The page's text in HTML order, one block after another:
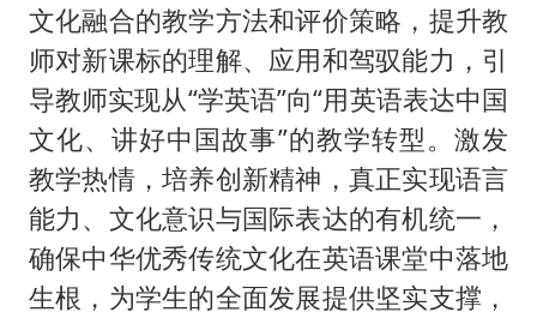
文化融合的教学方法和评价策略，提升教
师对新课标的理解、应用和驾驭能力，引
导教师实现从“学英语”向“用英语表达中国
文化、讲好中国故事”的教学转型。激发
教学热情，培养创新精神，真正实现语言
能力、文化意识与国际表达的有机统一，
确保中华优秀传统文化在英语课堂中落地
生根，为学生的全面发展提供坚实支撑，